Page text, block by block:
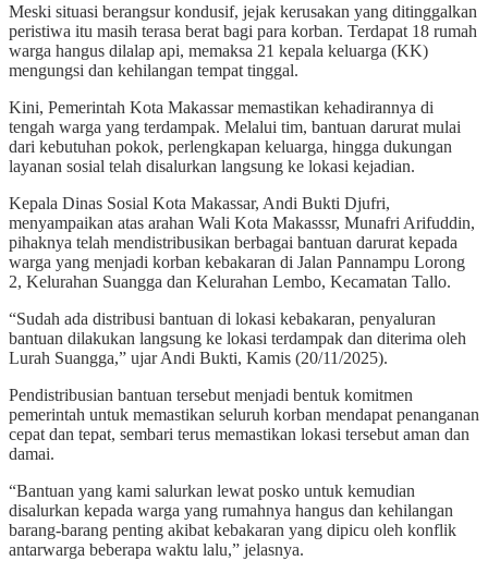
Meski situasi berangsur kondusif, jejak kerusakan yang ditinggalkan
peristiwa itu masih terasa berat bagi para korban. Terdapat 18 rumah
warga hangus dilalap api, memaksa 21 kepala keluarga (KK)
mengungsi dan kehilangan tempat tinggal.
Kini, Pemerintah Kota Makassar memastikan kehadirannya di
tengah warga yang terdampak. Melalui tim, bantuan darurat mulai
dari kebutuhan pokok, perlengkapan keluarga, hingga dukungan
layanan sosial telah disalurkan langsung ke lokasi kejadian.
Kepala Dinas Sosial Kota Makassar, Andi Bukti Djufri,
menyampaikan atas arahan Wali Kota Makasssr, Munafri Arifuddin,
pihaknya telah mendistribusikan berbagai bantuan darurat kepada
warga yang menjadi korban kebakaran di Jalan Pannampu Lorong
2, Kelurahan Suangga dan Kelurahan Lembo, Kecamatan Tallo.
“Sudah ada distribusi bantuan di lokasi kebakaran, penyaluran
bantuan dilakukan langsung ke lokasi terdampak dan diterima oleh
Lurah Suangga,” ujar Andi Bukti, Kamis (20/11/2025).
Pendistribusian bantuan tersebut menjadi bentuk komitmen
pemerintah untuk memastikan seluruh korban mendapat penanganan
cepat dan tepat, sembari terus memastikan lokasi tersebut aman dan
damai.
“Bantuan yang kami salurkan lewat posko untuk kemudian
disalurkan kepada warga yang rumahnya hangus dan kehilangan
barang-barang penting akibat kebakaran yang dipicu oleh konflik
antarwarga beberapa waktu lalu,” jelasnya.